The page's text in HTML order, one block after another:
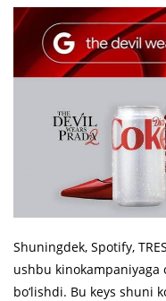
Shuningdek, Spotify,
ushbu kinokampaniyaga
bo‘lishdi. Bu keys shuni